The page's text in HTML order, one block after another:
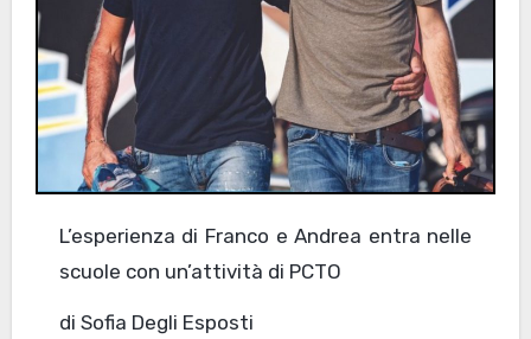
L’esperienza di Franco e Andrea entra nelle
scuole con un’attività di PCTO
di Sofia Degli Esposti